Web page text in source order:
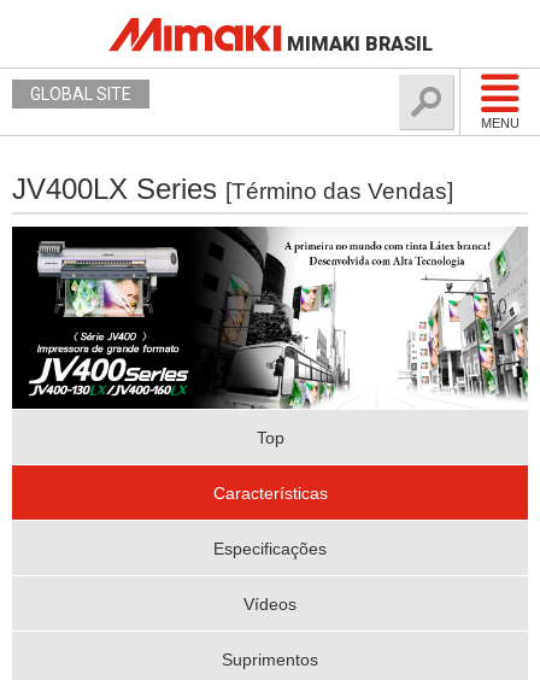
MIMAKI BRASIL
MENU
GLOBAL SITE
JV400LX Series [Término das Vendas]
Top
Características
Especificações
Vídeos
Suprimentos